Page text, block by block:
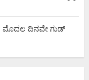
ದಿನವೇ ಗುಡ್